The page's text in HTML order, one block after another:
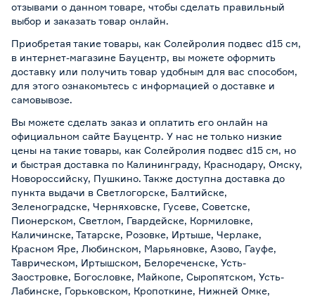
отзывами о данном товаре, чтобы сделать правильный
выбор и заказать товар онлайн.
Приобретая такие товары, как Солейролия подвес d15 см,
в интернет-магазине Бауцентр, вы можете оформить
доставку или получить товар удобным для вас способом,
для этого ознакомьтесь с информацией о доставке и
самовывозе.
Вы можете сделать заказ и оплатить его онлайн на
официальном сайте Бауцентр. У нас не только низкие
цены на такие товары, как Солейролия подвес d15 см, но
и быстрая доставка по Калининграду, Краснодару, Омску,
Новороссийску, Пушкино. Также доступна доставка до
пункта выдачи в Светлогорске, Балтийске,
Зеленоградске, Черняховске, Гусеве, Советске,
Пионерском, Светлом, Гвардейске, Кормиловке,
Каличинске, Татарске, Розовке, Иртыше, Черлаке,
Красном Яре, Любинском, Марьяновке, Азово, Гауфе,
Таврическом, Иртышском, Белореченске, Усть-
Заостровке, Богословке, Майкопе, Сыропятском, Усть-
Лабинске, Горьковском, Кропоткине, Нижней Омке,